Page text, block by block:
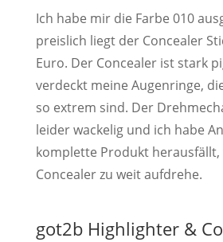
Ich habe mir die Farbe 010
preislich liegt der Concealer
Euro. Der Concealer ist stark
verdeckt meine Augenringe,
so extrem sind. Der
leider wackelig und ich habe
komplette Produkt herausfällt,
Concealer zu weit aufdrehe.
got2b Highlighter &